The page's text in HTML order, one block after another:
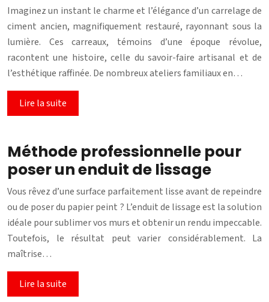
Imaginez un instant le charme et l’élégance d’un carrelage de
ciment ancien, magnifiquement restauré, rayonnant sous la
lumière. Ces carreaux, témoins d’une époque révolue,
racontent une histoire, celle du savoir-faire artisanal et de
l’esthétique raffinée. De nombreux ateliers familiaux en…
Lire la suite
Méthode professionnelle pour
poser un enduit de lissage
Vous rêvez d’une surface parfaitement lisse avant de repeindre
ou de poser du papier peint ? L’enduit de lissage est la solution
idéale pour sublimer vos murs et obtenir un rendu impeccable.
Toutefois, le résultat peut varier considérablement. La
maîtrise…
Lire la suite